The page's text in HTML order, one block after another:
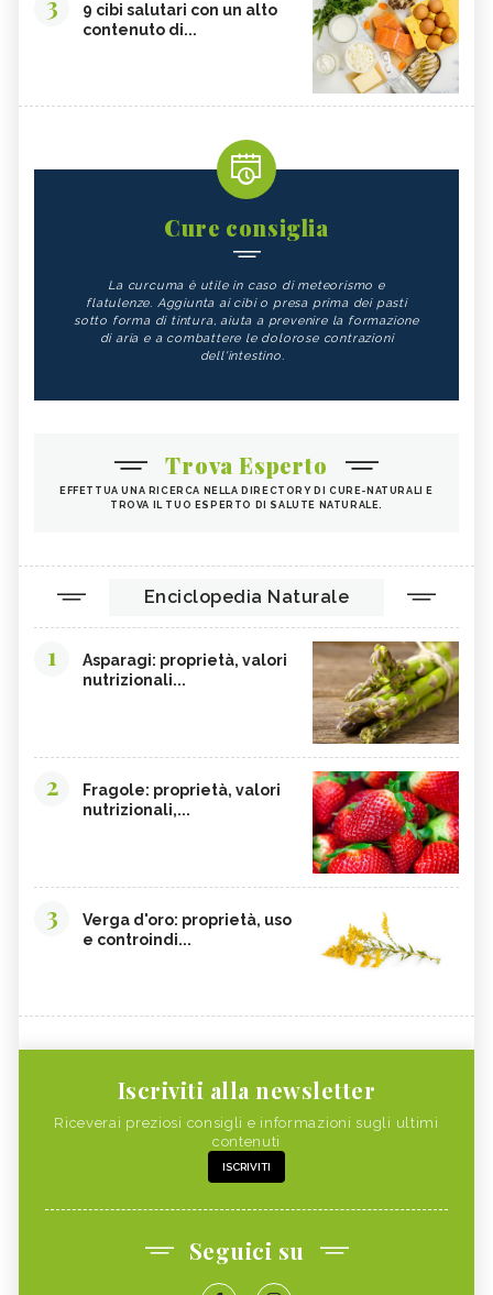
9 cibi salutari con un alto
contenuto di...
Cure consiglia
La curcuma è utile in caso di meteorismo e
flatulenze. Aggiunta ai cibi o presa prima dei pasti
sotto forma di tintura, aiuta a prevenire la formazione
di aria e a combattere le dolorose contrazioni
dell'intestino.
Trova Esperto
EFFETTUA UNA RICERCA NELLA DIRECTORY DI CURE-NATURALI E
TROVA IL TUO ESPERTO DI SALUTE NATURALE.
Enciclopedia Naturale
1
Asparagi: proprietà, valori
nutrizionali...
2
Fragole: proprietà, valori
nutrizionali,...
3
Verga d'oro: proprietà, uso
e controindi...
Iscriviti alla newsletter
Riceverai preziosi consigli e informazioni sugli ultimi
contenuti
ISCRIVITI
Seguici su